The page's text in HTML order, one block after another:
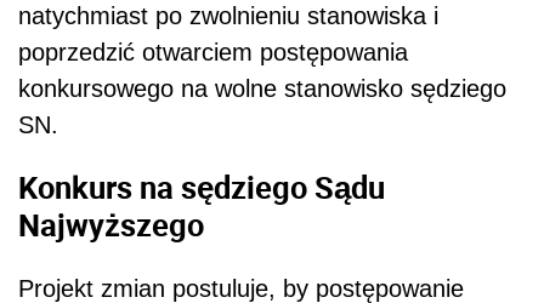
natychmiast po zwolnieniu stanowiska i
poprzedzić otwarciem postępowania
konkursowego na wolne stanowisko sędziego
SN.
Konkurs na sędziego Sądu
Najwyższego
Projekt zmian postuluje, by postępowanie